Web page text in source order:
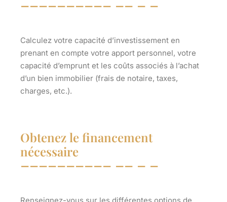
Calculez votre capacité d’investissement en
prenant en compte votre apport personnel, votre
capacité d’emprunt et les coûts associés à l’achat
d’un bien immobilier (frais de notaire, taxes,
charges, etc.).
Obtenez le financement
nécessaire